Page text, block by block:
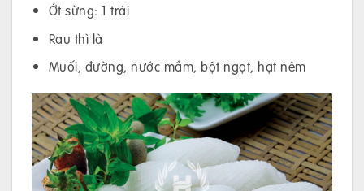
Ớt sừng: 1 trái
Rau thì là
Muối, đường, nước mắm, bột ngọt, hạt nêm